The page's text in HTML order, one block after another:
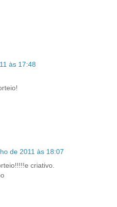
às 17:48
de 2011 às 18:07
criativo.